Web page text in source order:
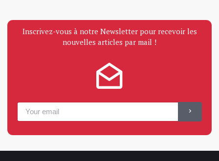
Inscrivez-vous à notre Newsletter pour recevoir les
nouvelles articles par mail !